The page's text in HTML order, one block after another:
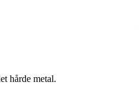
hårde metal.